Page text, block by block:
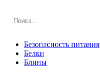
Безопасность питания
Белки
Блины